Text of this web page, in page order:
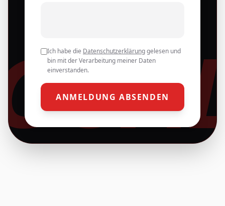
Ich habe die Datenschutzerklärunggelesen und
bin mit der Verarbeitung meiner Daten
einverstanden.
ANMELDUNG ABSENDEN